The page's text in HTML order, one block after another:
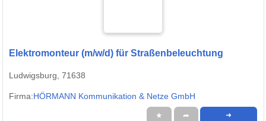
Elektromonteur (m/w/d) für Straßenbeleuchtung
Ludwigsburg, 71638
Firma:HÖRMANN Kommunikation & Netze GmbH
★ ➦ ➜